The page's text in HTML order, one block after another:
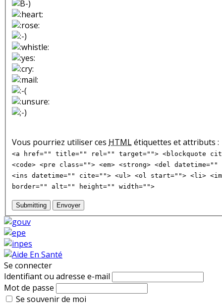
Vous pourriez utiliser ces HTMLétiquettes et attributs :
<a href="" title="" rel="" target=""> <blockquote
<code> <pre class=""> <em> <strong> <del
<ins datetime="" cite=""> <ul> <ol start=""> <li>
border="" alt="" height="" width="">
Submitting Envoyer
Se connecter
Identifiant ou adresse e-mail
Mot de passe
Se souvenir de moi